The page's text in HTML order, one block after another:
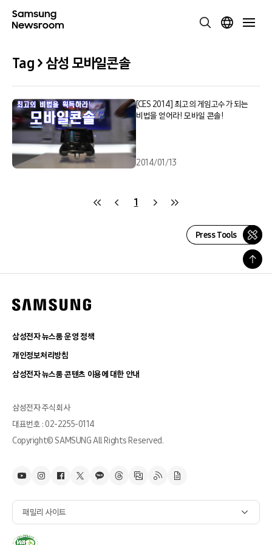
Tag > 삼성 모바일콘솔
[CES 2014] 최고의 게임고수가 되는
비법을 얻어라! 모바일 콘솔!
2014/01/13
1
Press Tools
삼성전자 뉴스룸 운영 정책
개인정보처리방침
삼성전자 뉴스룸 콘텐츠 이용에 대한 안내
삼성전자 주식회사
대표번호 : 02-2255-0114
Copyright© SAMSUNG All Rights Reserved.
패밀리 사이트